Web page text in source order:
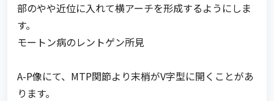
部のやや近位に入れて横アーチを形成するようにしま
す。
モートン病のレントゲン所見
A-P像にて、MTP関節より末梢がV字型に開くことがあ
ります。